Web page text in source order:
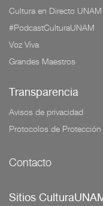
Cultura en Directo UNAM
#PodcastCulturaUNAM
Voz Viva
Grandes Maestros
Transparencia
Avisos de privacidad
Protocolos de Protección
Contacto
Sitios